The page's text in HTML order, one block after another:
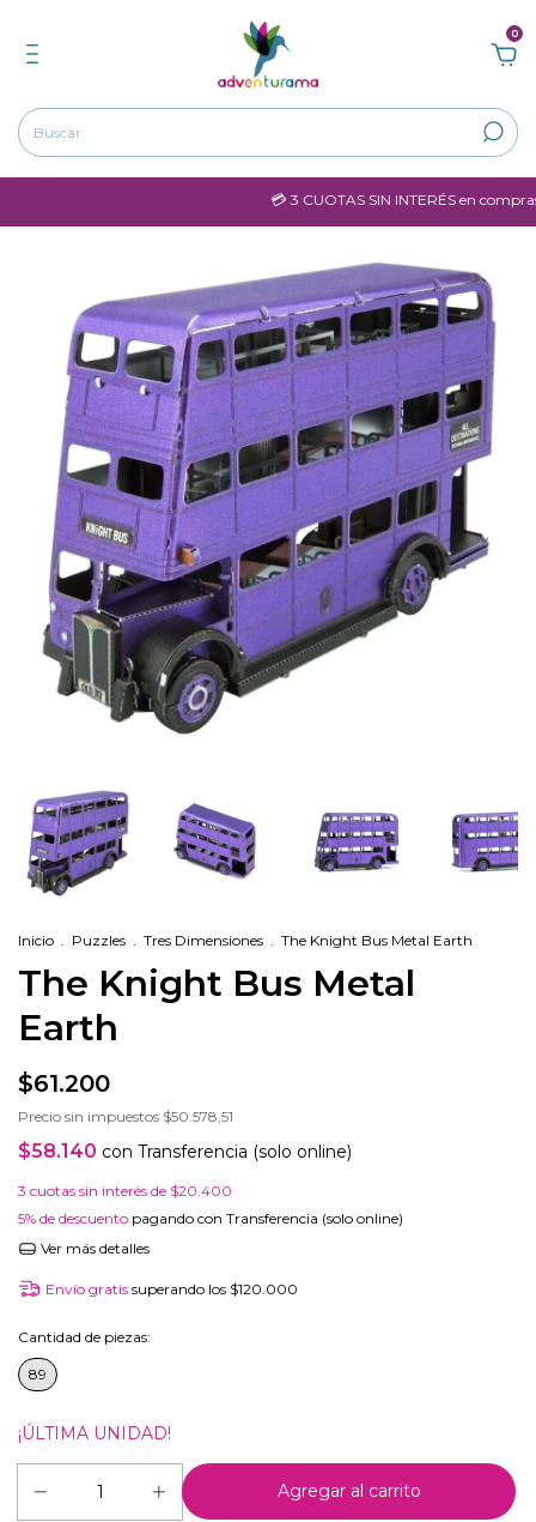
0
💳 3 CUOTAS SIN INTERÉS en
Inicio . Puzzles . Tres Dimensiones . The Knight Bus Metal Earth
The Knight Bus Metal
Earth
$61.200
Precio sin impuestos $50.578,51
$58.140 con Transferencia (solo online)
3 cuotas sin interés de $20.400
5% de descuento pagando con Transferencia (solo online)
Ver más detalles
Envío gratis superando los $120.000
Cantidad de piezas:
89
¡ÚLTIMA UNIDAD!